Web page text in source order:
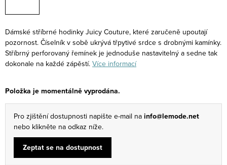
Dámské stříbrné hodinky Juicy Couture, které zaručeně upoutají
pozornost. Číselník v sobě ukrývá třpytivé srdce s drobnými kamínky.
Stříbrný perforovaný řemínek je jednoduše nastavitelný a sedne tak
dokonale na každé zápěstí. Více informací
Položka je momentálně vyprodána.
Pro zjištění dostupnosti napište e-mail na info@lemode.net
nebo klikněte na odkaz níže.
Zeptat se na dostupnost